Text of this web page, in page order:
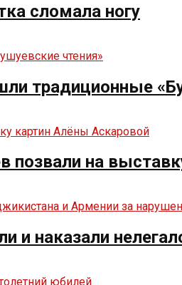
сломала ногу
традиционные
позвали на
и наказали